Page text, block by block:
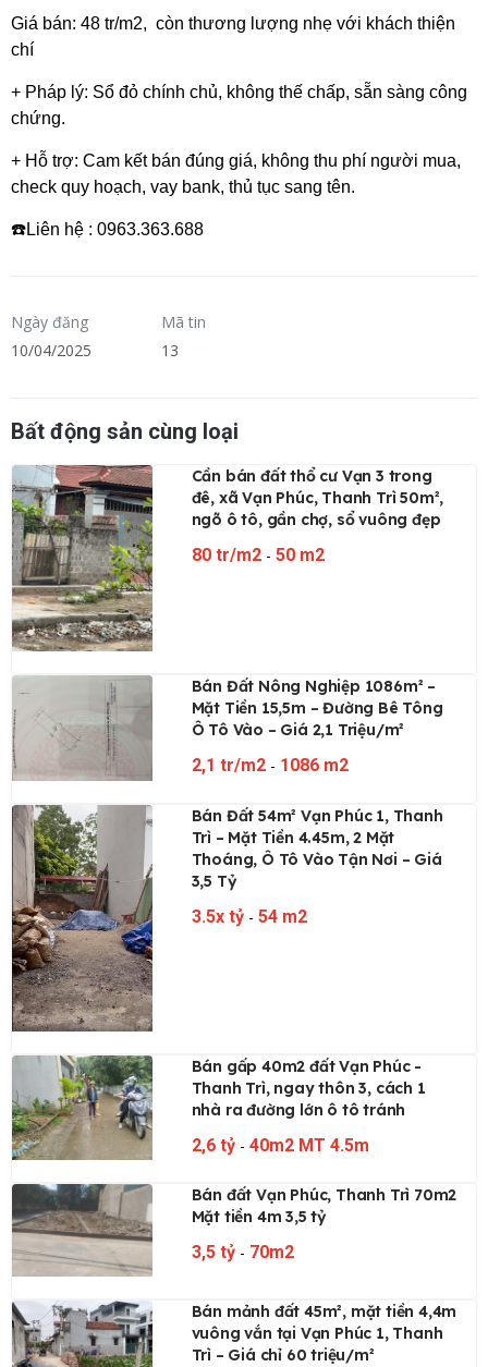
Giá bán: 48 tr/m2, còn thương lượng nhẹ với khách thiện
chí
+ Pháp lý: Sổ đỏ chính chủ, không thế chấp, sẵn sàng công
chứng.
+ Hỗ trợ: Cam kết bán đúng giá, không thu phí người mua,
check quy hoạch, vay bank, thủ tục sang tên.
☎️Liên hệ : 0963.363.688
Ngày đăng
10/04/2025
Mã tin
13
Bất động sản cùng loại
Cần bán đất thổ cư Vạn 3 trong
đê, xã Vạn Phúc, Thanh Trì 50m²,
ngõ ô tô, gần chợ, sổ vuông đẹp
80 tr/m2- 50 m2
Bán Đất Nông Nghiệp 1086m² –
Mặt Tiền 15,5m – Đường Bê Tông
Ô Tô Vào – Giá 2,1 Triệu/m²
2,1 tr/m2- 1086 m2
Bán Đất 54m² Vạn Phúc 1, Thanh
Trì – Mặt Tiền 4.45m, 2 Mặt
Thoáng, Ô Tô Vào Tận Nơi – Giá
3,5 Tỷ
3.5x tỷ- 54 m2
Bán gấp 40m2 đất Vạn Phúc -
Thanh Trì, ngay thôn 3, cách 1
nhà ra đường lớn ô tô tránh
2,6 tỷ- 40m2 MT 4.5m
Bán đất Vạn Phúc, Thanh Trì 70m2
Mặt tiền 4m 3,5 tỷ
3,5 tỷ- 70m2
Bán mảnh đất 45m², mặt tiền 4,4m
vuông vắn tại Vạn Phúc 1, Thanh
Trì – Giá chỉ 60 triệu/m²